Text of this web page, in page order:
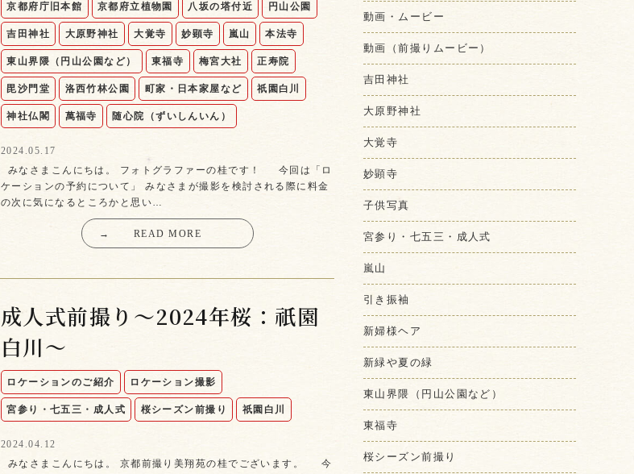
京都府庁旧本館 京都府立植物園 八坂の塔付近 円山公園
吉田神社 大原野神社 大覚寺 妙顕寺 嵐山 本法寺
東山界隈（円山公園など） 東福寺 梅宮大社 正寿院
毘沙門堂 洛西竹林公園 町家・日本家屋など 祇園白川
神社仏閣 萬福寺 随心院（ずいしんいん）
2024.05.17
みなさまこんにちは。 フォトグラファーの桂です！ 今回は「ロ
ケーションの予約について」 みなさまが撮影を検討される際に料金
の次に気になるところかと思い…
→ READ MORE
成人式前撮り〜2024年桜：祇園
白川〜
ロケーションのご紹介 ロケーション撮影
宮参り・七五三・成人式 桜シーズン前撮り 祇園白川
2024.04.12
みなさまこんにちは。 京都前撮り美翔苑の桂でございます。 今
動画・ムービー
動画（前撮りムービー）
吉田神社
大原野神社
大覚寺
妙顕寺
子供写真
宮参り・七五三・成人式
嵐山
引き振袖
新婦様ヘア
新緑や夏の緑
東山界隈（円山公園など）
東福寺
桜シーズン前撮り